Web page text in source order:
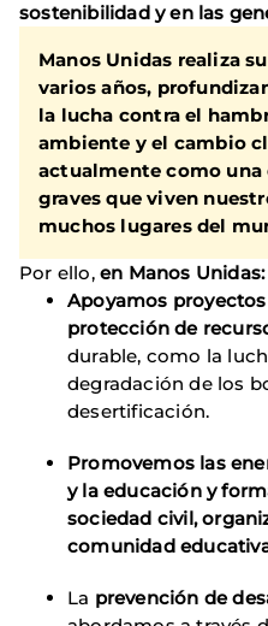
sostenibilidad y en las
Manos Unidas realiza
varios años,
la lucha contra el
ambiente y el cambio
actualmente como una
graves que viven
muchos lugares del
Por ello, en Manos Unidas:
Apoyamos
protección de
durable, como la
degradación de los
desertificación.
Promovemos las
y la educación y
sociedad civil,
comunidad
La prevención de